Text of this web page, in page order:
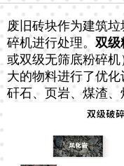
废旧砖块作为建筑
碎机进行处理。 双级
或双级无筛底粉碎
大的物料进行了优
矸石、页岩、煤渣、